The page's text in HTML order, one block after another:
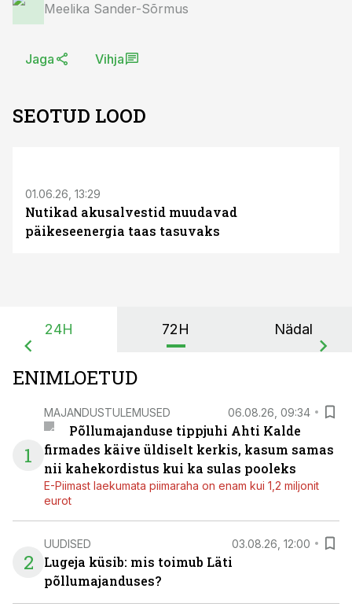
Meelika Sander-Sõrmus
Jaga Vihja
SEOTUD LOOD
01.06.26, 13:29
Nutikad akusalvestid muudavad
päikeseenergia taas tasuvaks
24H 72H Nädal
ENIMLOETUD
1
MAJANDUSTULEMUSED 06.08.26, 09:34
Põllumajanduse tippjuhi Ahti Kalde
firmades käive üldiselt kerkis, kasum samas
nii kahekordistus kui ka sulas pooleks
E-Piimast laekumata piimaraha on enam kui 1,2 miljonit
eurot
2
UUDISED 03.08.26, 12:00
Lugeja küsib: mis toimub Läti
põllumajanduses?